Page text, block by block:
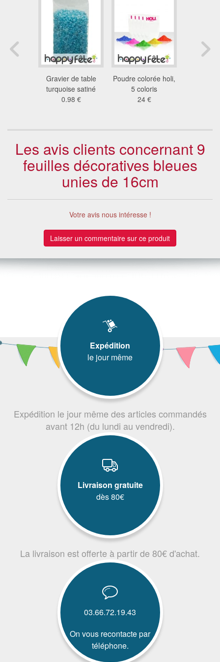
Gravier de table
turquoise satiné
0.98 €
Poudre colorée holi,
5 coloris
24 €
Les avis clients concernant 9
feuilles décoratives bleues
unies de 16cm
Votre avis nous intéresse !
Laisser un commentaire sur ce produit
Expédition
le jour même
Expédition le jour même des articles commandés
avant 12h (du lundi au vendredi).
Livraison gratuite
dès 80€
La livraison est offerte à partir de 80€ d'achat.
03.66.72.19.43
On vous recontacte par
téléphone.